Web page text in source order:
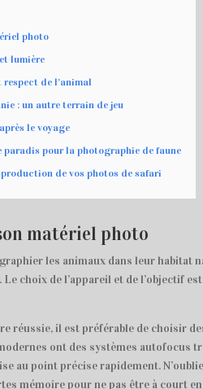
photo
lumière
de l’animal
: un autre terrain de jeu
le voyage
paradis pour la photographie de faune
de vos photos de safari
matériel photo
les animaux dans leur habitat
choix de l’appareil et de l’objectif
réussie, il est préférable de choisir
ont des systèmes autofocus
au point précise rapidement.
mémoire pour ne pas être à court